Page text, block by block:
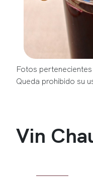
Fotos
Queda prohibido su
Vin